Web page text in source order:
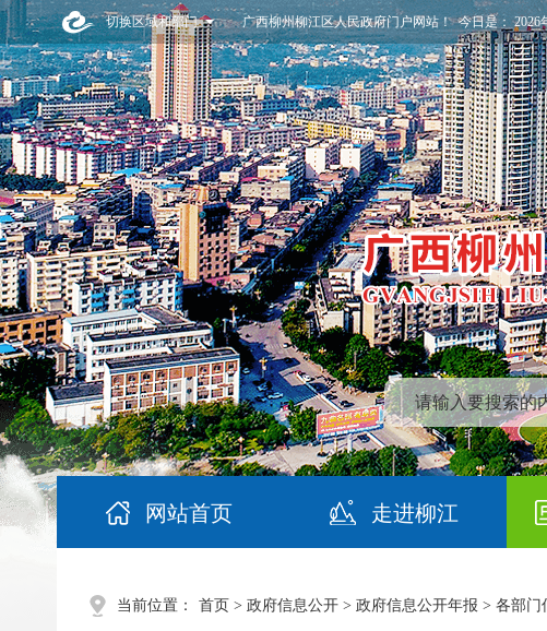
切换区域和部门 广西柳州柳江区人民政府门户网站！ 今日是：
网站首页 走进柳江
当前位置： 首页 > 政府信息公开 > 政府信息公开年报 > 各部门